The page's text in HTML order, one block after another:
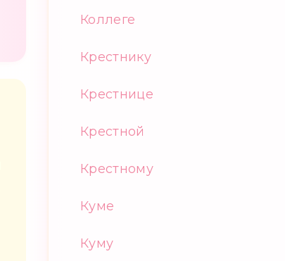
Коллеге
Крестнику
Крестнице
Крестной
Крестному
Куме
Куму